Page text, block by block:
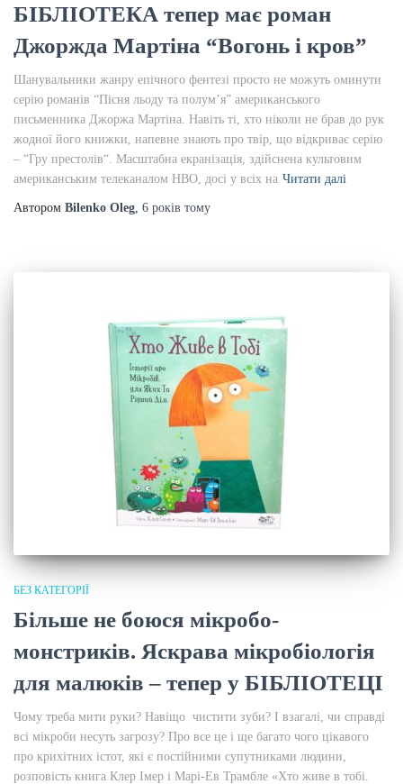
БІБЛІОТЕКА тепер має роман
Джоржда Мартіна “Вогонь і кров”
Шанувальники жанру епічного фентезі просто не можуть оминути
серію романів “Пісня льоду та полум’я” американського
письменника Джоржа Мартіна. Навіть ті, хто ніколи не брав до рук
жодної його книжки, напевне знають про твір, що відкриває серію
– “Гру престолів“. Масштабна екранізація, здійснена культовим
американським телеканалом HBO, досі у всіх на Читати далі
Автором Bilenko Oleg 6 років тому
БЕЗ КАТЕГОРІЇ
Більше не боюся мікробо-
монстриків. Яскрава мікробіологія
для малюків – тепер у БІБЛІОТЕЦІ
Чому треба мити руки? Навіщо чистити зуби? І взагалі, чи справді
всі мікроби несуть загрозу? Про все це і ще багато чого цікавого
про крихітних істот, які є постійними супутниками людини,
розповість книга Клер Імер і Марі-Ев Трамбле «Хто живе в тобі.